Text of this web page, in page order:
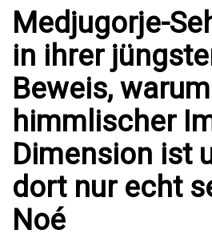
Medjugorje-
in ihrer
Beweis,
himmlischer
Dimension ist
dort nur echt
Noé